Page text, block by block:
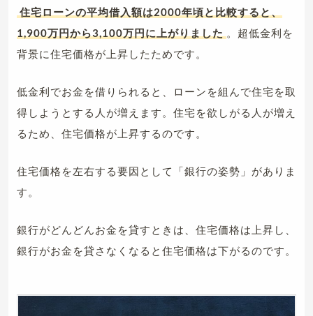
住宅ローンの平均借入額は2000年頃と比較すると、
1,900万円から3,100万円に上がりました 。超低金利を
背景に住宅価格が上昇したためです。
低金利でお金を借りられると、ローンを組んで住宅を取
得しようとする人が増えます。住宅を欲しがる人が増え
るため、住宅価格が上昇するのです。
住宅価格を左右する要因として「銀行の姿勢」がありま
す。
銀行がどんどんお金を貸すときは、住宅価格は上昇し、
銀行がお金を貸さなくなると住宅価格は下がるのです。